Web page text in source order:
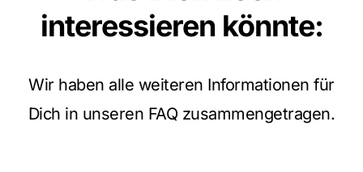
interessieren könnte:
Wir haben alle weiteren Informationen für
Dich in unseren FAQ zusammengetragen.